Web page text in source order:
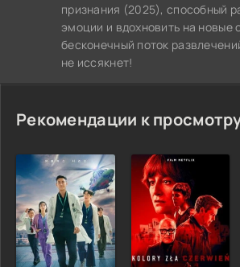
признания (2025), способный
эмоции и вдохновить на новые
бесконечный поток
не иссякнет!
Рекомендации к